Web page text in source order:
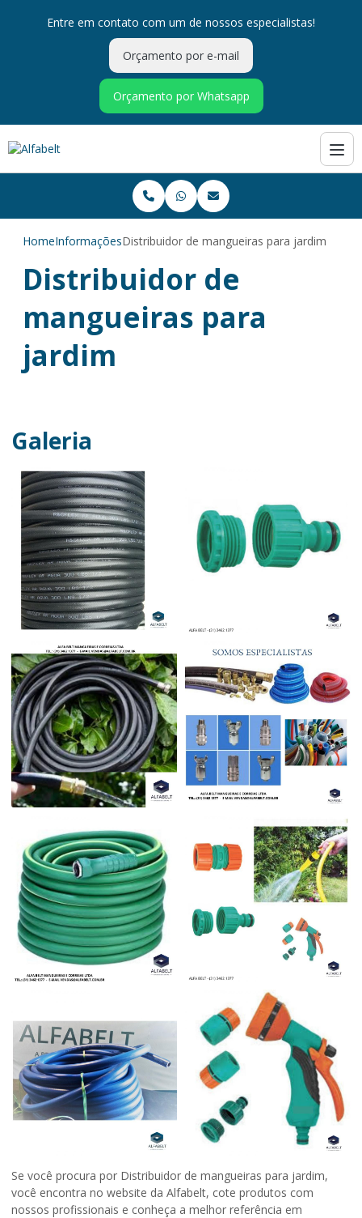
Entre em contato com um de nossos especialistas!
Orçamento por e-mail
Orçamento por Whatsapp
HomeInformaçõesDistribuidor de mangueiras para jardim
Distribuidor de
mangueiras para
jardim
Galeria
Se você procura por Distribuidor de mangueiras para jardim,
você encontra no website da Alfabelt, cote produtos com
nossos profissionais e conheça a melhor referência em